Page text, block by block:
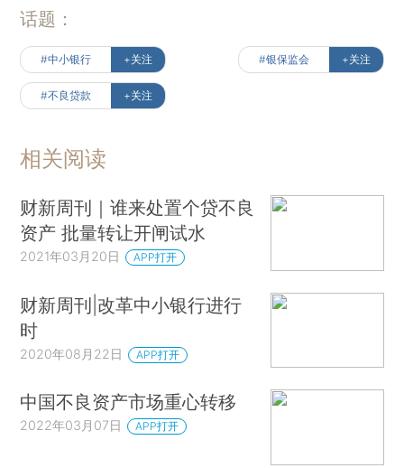
话题：
#中小银行 +关注 #银保监会 +关注
#不良贷款 +关注
相关阅读
财新周刊｜谁来处置个贷不良
资产 批量转让开闸试水
2021年03月20日 APP打开
财新周刊|改革中小银行进行
时
2020年08月22日 APP打开
中国不良资产市场重心转移
2022年03月07日 APP打开